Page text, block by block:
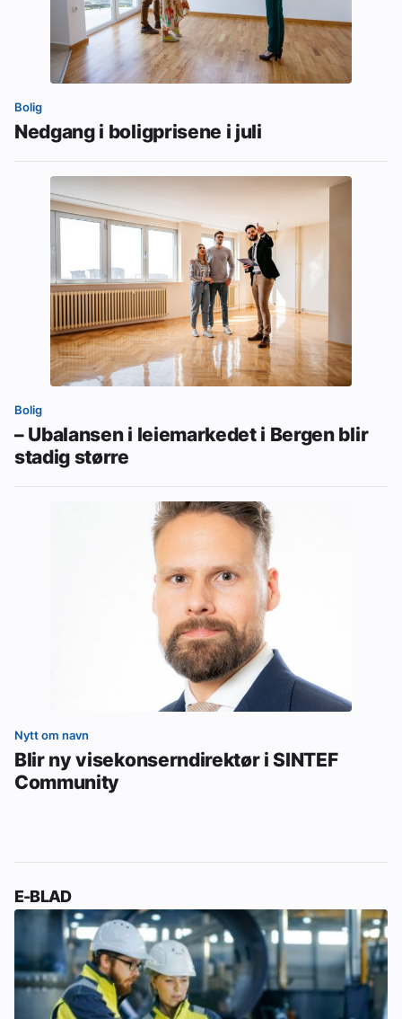
Bolig
Nedgang i boligprisene i juli
Bolig
– Ubalansen i leiemarkedet i Bergen blir
stadig større
Nytt om navn
Blir ny visekonserndirektør i SINTEF
Community
E-BLAD